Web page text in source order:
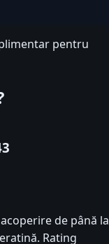
pentru
de până la
Rating